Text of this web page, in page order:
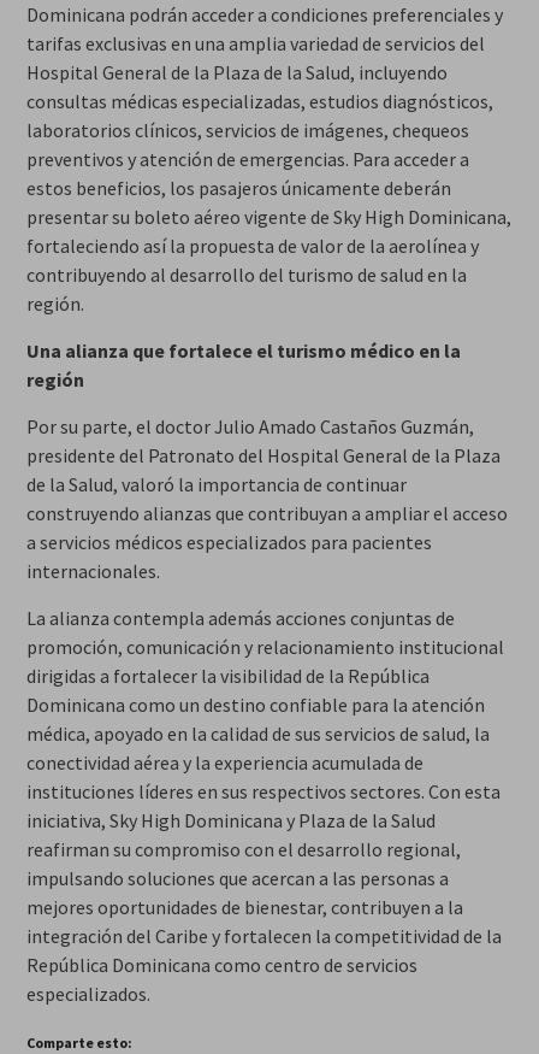
Dominicana podrán acceder a condiciones preferenciales y
tarifas exclusivas en una amplia variedad de servicios del
Hospital General de la Plaza de la Salud, incluyendo
consultas médicas especializadas, estudios diagnósticos,
laboratorios clínicos, servicios de imágenes, chequeos
preventivos y atención de emergencias. Para acceder a
estos beneficios, los pasajeros únicamente deberán
presentar su boleto aéreo vigente de Sky High Dominicana,
fortaleciendo así la propuesta de valor de la aerolínea y
contribuyendo al desarrollo del turismo de salud en la
región.
Una alianza que fortalece el turismo médico en la
región
Por su parte, el doctor Julio Amado Castaños Guzmán,
presidente del Patronato del Hospital General de la Plaza
de la Salud, valoró la importancia de continuar
construyendo alianzas que contribuyan a ampliar el acceso
a servicios médicos especializados para pacientes
internacionales.
La alianza contempla además acciones conjuntas de
promoción, comunicación y relacionamiento institucional
dirigidas a fortalecer la visibilidad de la República
Dominicana como un destino confiable para la atención
médica, apoyado en la calidad de sus servicios de salud, la
conectividad aérea y la experiencia acumulada de
instituciones líderes en sus respectivos sectores. Con esta
iniciativa, Sky High Dominicana y Plaza de la Salud
reafirman su compromiso con el desarrollo regional,
impulsando soluciones que acercan a las personas a
mejores oportunidades de bienestar, contribuyen a la
integración del Caribe y fortalecen la competitividad de la
República Dominicana como centro de servicios
especializados.
Comparte esto: